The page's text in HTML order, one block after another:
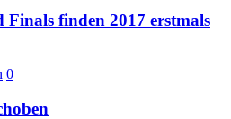
finden 2017 erstmals
0